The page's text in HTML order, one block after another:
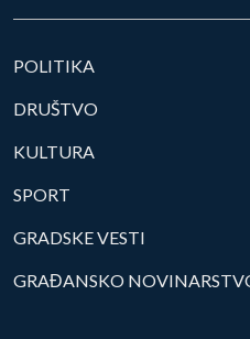
POLITIKA
DRUŠTVO
KULTURA
SPORT
GRADSKE VESTI
GRAĐANSKO